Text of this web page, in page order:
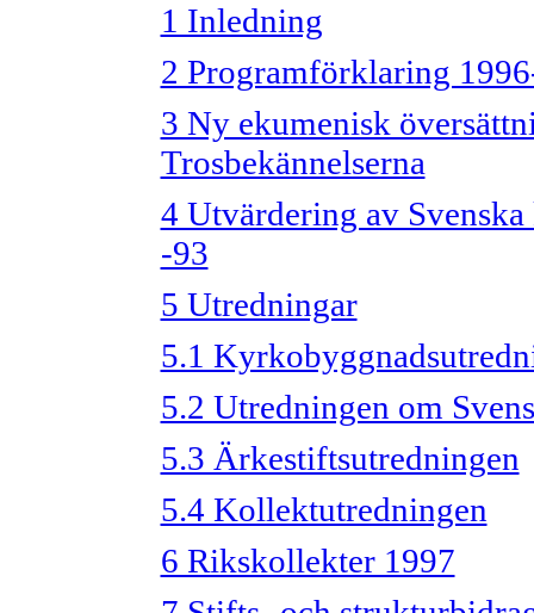
1 Inledning
2 Programförklaring
3 Ny ekumenisk
Trosbekännelserna
4 Utvärdering av
-93
5 Utredningar
5.1
5.2 Utredningen om
5.3 Ärkestiftsutredningen
5.4 Kollektutredningen
6 Rikskollekter 1997